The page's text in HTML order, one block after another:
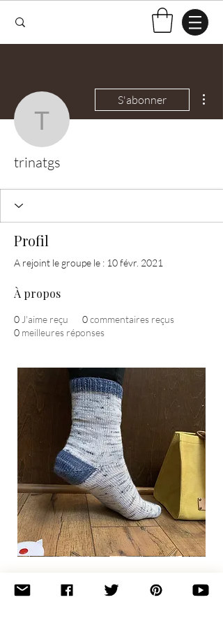
trinatgs
S'abonner
trinatgs
Profil
A rejoint le groupe le : 10 févr. 2021
À propos
0 J'aime reçu 0commentaires reçus
0 meilleures réponses
Basic
Socks
Join the newsletter